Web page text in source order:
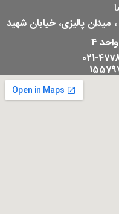
پالیزی، خیابان شهید